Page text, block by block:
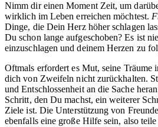
Nimm dir einen Moment Zeit, um
wirklich im Leben erreichen möchtest.
Dinge, die Dein Herz höher schlagen
Du schon lange aufgeschoben? Es ist
einzuschlagen und deinem Herzen zu
Oftmals erfordert es Mut, seine Träume
dich von Zweifeln nicht zurückhalten.
und Entschlossenheit an die Sache
Schritt, den Du machst, ein weiterer
Ziele ist. Die Unterstützung von
ebenfalls eine große Hilfe sein, also